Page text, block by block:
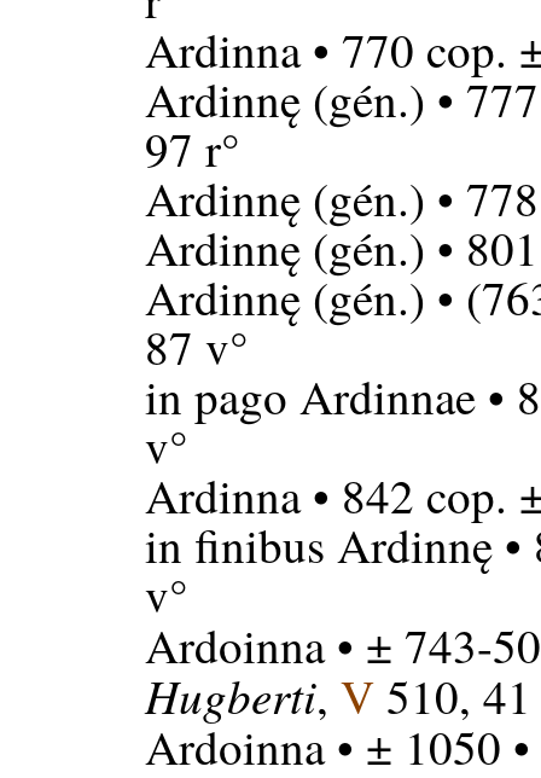
Ardinna• 770 cop.
Ardinnę(gén.) •
97 r°
Ardinnę(gén.) •
Ardinnę(gén.) •
Ardinnę(gén.) •
87 v°
in pago Ardinnae•
v°
Ardinna• 842 cop.
in finibus Ardinnę•
v°
Ardoinna• ± 743-
Hugberti, V510, 41
Ardoinna• ± 1050 •